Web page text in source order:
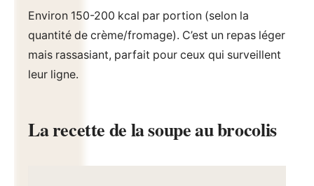
Environ 150-200 kcal par portion (selon la
quantité de crème/fromage). C’est un repas léger
mais rassasiant, parfait pour ceux qui surveillent
leur ligne.
La recette de la soupe au brocolis